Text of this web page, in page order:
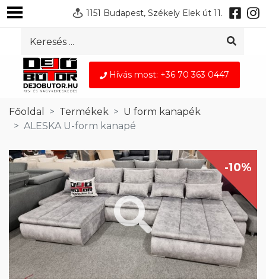
1151 Budapest, Székely Elek út 11.
Hívás most: +36 70 363 0447
Főoldal Termékek
U form kanapék
ALESKA U-form kanapé
-10%